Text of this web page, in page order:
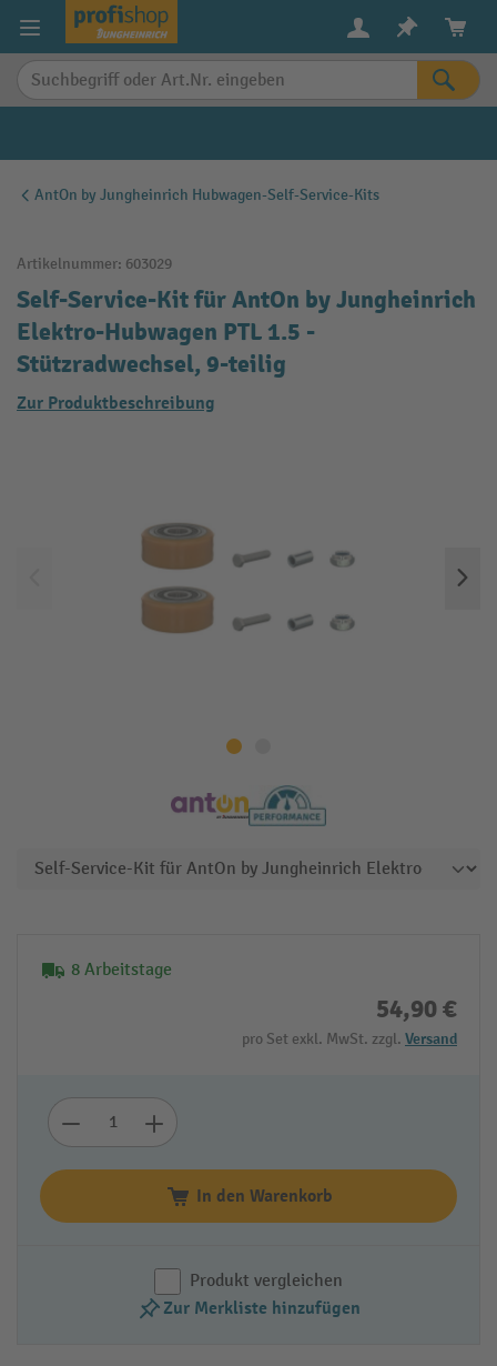
springen
AntOn by Jungheinrich Hubwagen-Self-Service-Kits
Artikelnummer: 603029
Self-Service-Kit für AntOn by Jungheinrich
Elektro-Hubwagen PTL 1.5 -
Stützradwechsel, 9-teilig
Zur Produktbeschreibung
8 Arbeitstage
54,90 €
pro Set exkl. MwSt. zzgl. Versand
In den Warenkorb
Produkt vergleichen
Zur Merkliste hinzufügen